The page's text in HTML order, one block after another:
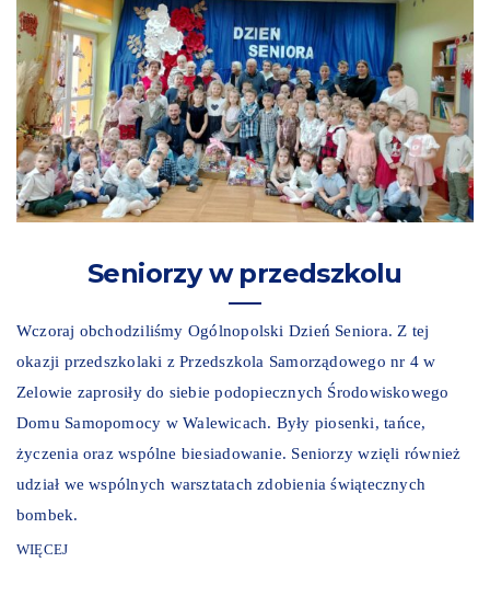
Seniorzy w przedszkolu
Wczoraj obchodziliśmy Ogólnopolski Dzień Seniora. Z tej
okazji przedszkolaki z Przedszkola Samorządowego nr 4 w
Zelowie zaprosiły do siebie podopiecznych Środowiskowego
Domu Samopomocy w Walewicach. Były piosenki, tańce,
życzenia oraz wspólne biesiadowanie. Seniorzy wzięli również
udział we wspólnych warsztatach zdobienia świątecznych
bombek.
WIĘCEJ